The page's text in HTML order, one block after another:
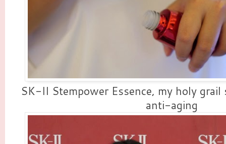
SK-II Stempower Essence, my holy
anti-aging